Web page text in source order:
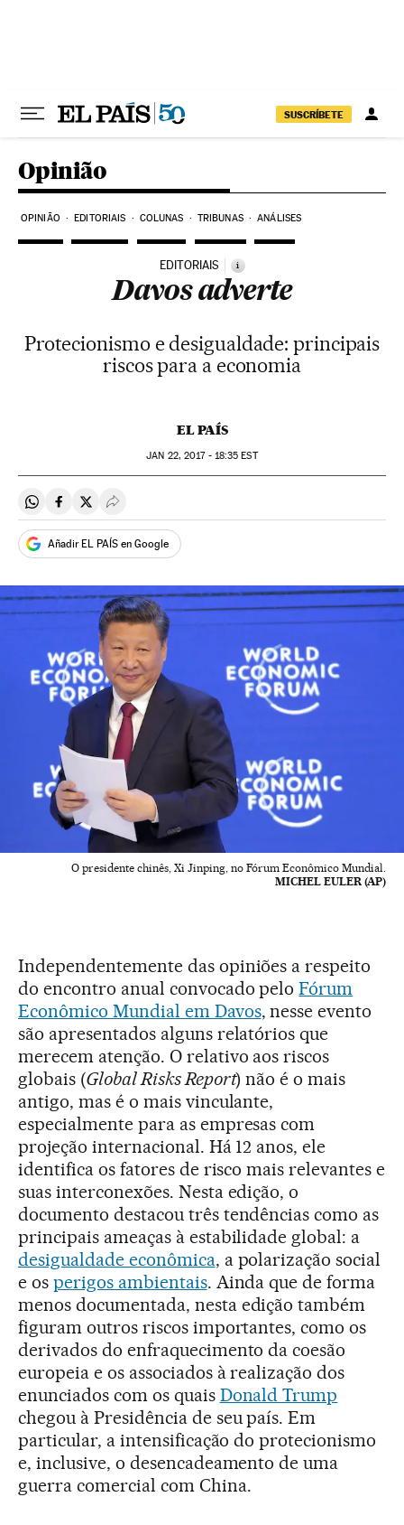
SUSCRÍBETE
Opinião
OPINIÃO EDITORIAIS COLUNAS TRIBUNAS ANÁLISES
EDITORIAIS i
Davos adverte
Protecionismo e desigualdade: principais
riscos para a economia
EL PAÍS
JAN 22, 2017 - 18:35 EST
Compartir en Whatsapp
Compartir en Facebook
Compartir en Twitter
Desplegar Redes Sociales
Añadir EL PAÍS en Google
O presidente chinês, Xi Jinping, no Fórum Econômico Mundial.
MICHEL EULER (AP)
Independentemente das opiniões a respeito
do encontro anual convocado peloFórum
Econômico Mundial em Davos, nesse evento
são apresentados alguns relatórios que
merecem atenção. O relativo aos riscos
globais (Global Risks Report) não é o mais
antigo, mas é o mais vinculante,
especialmente para as empresas com
projeção internacional. Há 12 anos, ele
identifica os fatores de risco mais relevantes e
suas interconexões. Nesta edição, o
documento destacou três tendências como as
principais ameaças à estabilidade global: a
desigualdade econômica, a polarização social
e os perigos ambientais. Ainda que de forma
menos documentada, nesta edição também
figuram outros riscos importantes, como os
derivados do enfraquecimento da coesão
europeia e os associados à realização dos
enunciados com os quais Donald Trump
chegou à Presidência de seu país. Em
particular, a intensificação do protecionismo
e, inclusive, o desencadeamento de uma
guerra comercial com China.